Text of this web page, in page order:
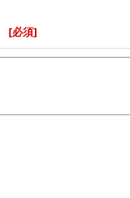
[必須]